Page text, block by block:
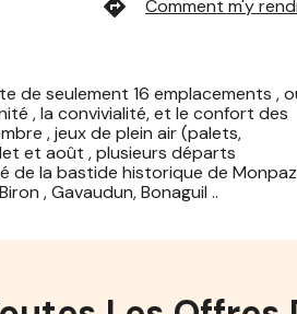
directions Comment m'y
de seulement 16 emplacements ,
, la convivialité, et le confort des
, jeux de plein air (palets,
et août , plusieurs départs
de la bastide historique de
, Gavaudun, Bonaguil ..